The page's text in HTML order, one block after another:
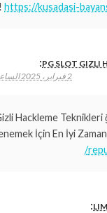
https://kusadasi-
PG SLOT GIZLI
:
2 فبراير، 2025 الساعة 11:21 م
Hackleme
İçin En İyi
: